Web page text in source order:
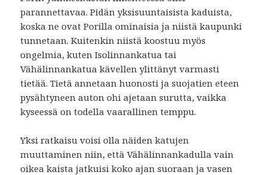
parannettavaa. Pidän yksisuuntaisista kaduista,
koska ne ovat Porilla ominaisia ja niistä kaupunki
tunnetaan. Kuitenkin niistä koostuu myös
ongelmia, kuten Isolinnankatua tai
Vähälinnankatua kävellen ylittänyt varmasti
tietää. Tietä annetaan huonosti ja suojatien eteen
pysähtyneen auton ohi ajetaan surutta, vaikka
kyseessä on todella vaarallinen temppu.
Yksi ratkaisu voisi olla näiden katujen
muuttaminen niin, että Vähälinnankadulla vain
oikea kaista jatkuisi koko ajan suoraan ja vasen